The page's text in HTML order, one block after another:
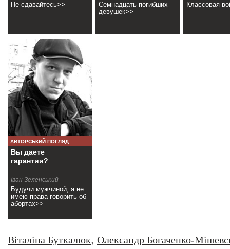
Не сдавайтесь>>
Семнадцать погибших
девушек>>
Классовая
АВТОРСЬКИЙ ПОГЛЯД
Вы даете
гарантии?
Іван Зеленський
Будучи мужчиной, я не
имею права говорить об
абортах>>
Віталіна Буткалюк, Олександр Богаченко-